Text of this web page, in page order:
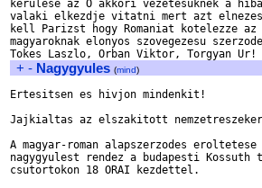
kerulese az O akkori vezetesuknek a
valaki elkezdje vitatni mert azt
kell Parizst hogy Romaniat kotelezze
magyaroknak elonyos szovegezesu
+ - Nagygyules (mind)
Ertesitsen es hivjon mindenkit!
Jajkialtas az elszakitott
A magyar-roman alapszerzodes
nagygyulest rendez a budapesti Kossuth
csutortokon 18 ORAI kezdettel.